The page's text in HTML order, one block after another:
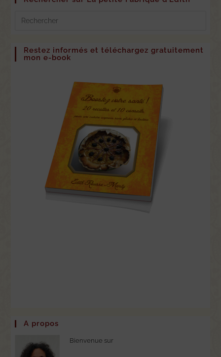
Restez informés et téléchargez gratuitement
mon e-book
A propos
Bienvenue sur